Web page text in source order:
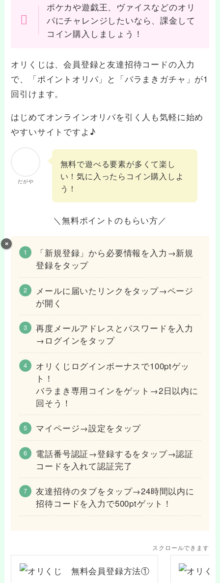
ポケカや遊戯王、ヴァイスなどのオリ
パにチャレンジしたいなら、課金して
コイン購入しましょう！
オリくじは、会員登録と友達招待コードの入力
で、「ポイントオリパ」と「バラまきガチャ」が1
回引けます。
はじめてオンラインオリパを引く人も気軽に始め
やすいサイトですよ♪
だがや
無料で遊べる要素が多くて楽し
い！気に入ったらコイン購入しよ
う！
＼無料ポイントのもらい方／
「新規登録」から必要情報を入力→新規
登録をタップ
メールに届いたリンクをタップ→ページ
が開く
再度メールアドレスとパスワードを入力
→ログインをタップ
オリくじログインボーナスで100ptゲッ
ト！
バラまき専用コインをゲット→2日以内に
回そう！
マイページ→設定をタップ
電話番号認証→登録するをタップ→認証
コードを入れて認証完了
友達招待のタブをタップ→24時間以内に
招待コードを入力で500ptゲット！
スクロールできます